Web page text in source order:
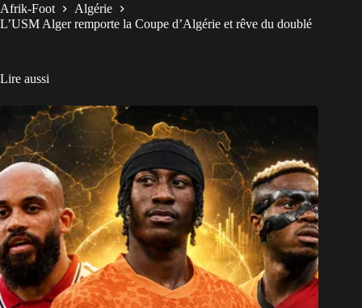
Afrik-Foot
Algérie
L’USM Alger remporte la Coupe d’Algérie et rêve du doublé
Lire aussi